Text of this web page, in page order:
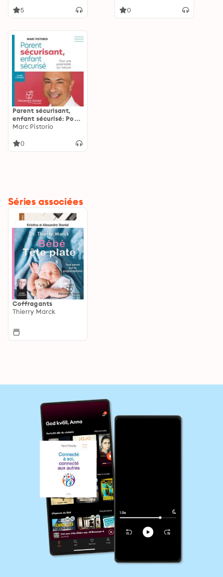
5 0
Parent sécurisant,
enfant sécurisé: Pour
une parentalité sur
Marc Pistorio
0
Séries associées
Coffragants
Thierry Marck